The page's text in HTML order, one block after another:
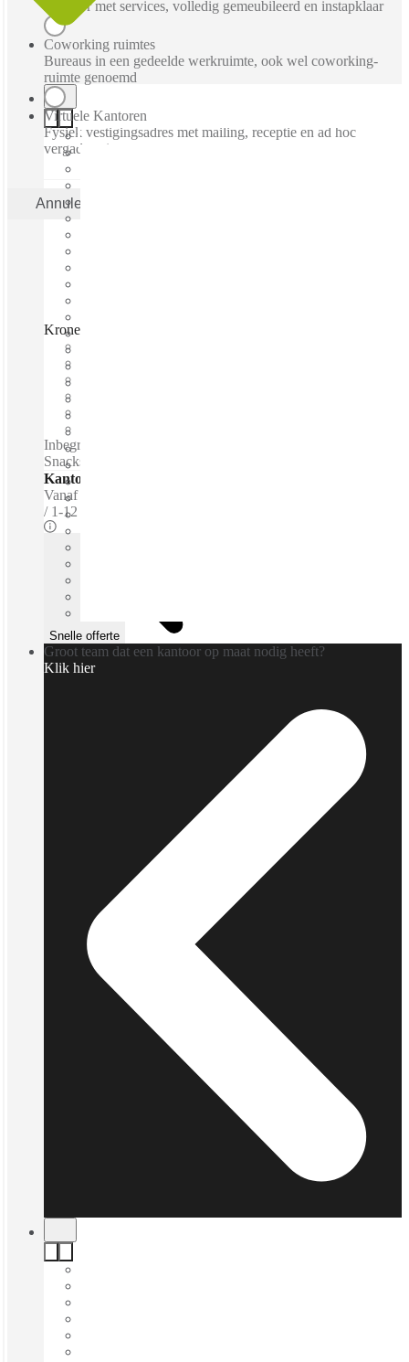
Kantoor met services, volledig gemeubileerd en instapklaar
Coworking ruimtes
Bureaus in een gedeelde werkruimte, ook wel coworking-
ruimte genoemd
Virtuele Kantoren
Fysiek vestigingsadres met mailing, receptie en ad hoc
vergaderruimtes
Annuleren
Kronenburg Offices Amstelveen, Amstelveen, 1183 AV
Inbegrepen diensten / Privékantoren Electric vehicle charger -
Snacks - Standing desks - Mothers room - Lounge space
Kantoren - Gemeubileerde
Vanaf
1-12 prsns
Snelle offerte
Groot team dat een kantoor op maat nodig heeft?
Klik hier